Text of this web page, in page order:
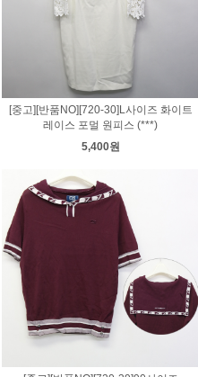
[중고][반품NO][720-30]L사이즈 화이트
레이스 포멀 원피스 (***)
5,400원